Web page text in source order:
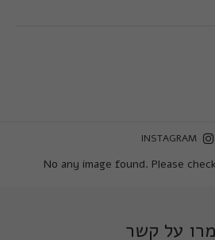
INSTAGRAM
No any image found. Please
על קשר